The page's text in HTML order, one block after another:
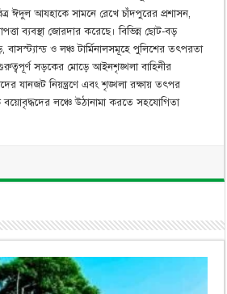
ঈদুল আযহাকে সামনে রেখে চাঁদপুরের প্রশাসন,
ব্যবস্থা জোরদার করেছে। বিভিন্ন ছোট-বড়
বাসস্ট্যান্ড ও লঞ্চ টার্মিনালসমূহে পুলিশের তৎপরতা
সড়কের মোড়ে আইনশৃঙ্খলা বাহিনীর
যানজট নিয়ন্ত্রণে এবং শৃঙ্খলা রক্ষায় তৎপর
লঞ্চে উঠানামা করতে সহযোগিতা